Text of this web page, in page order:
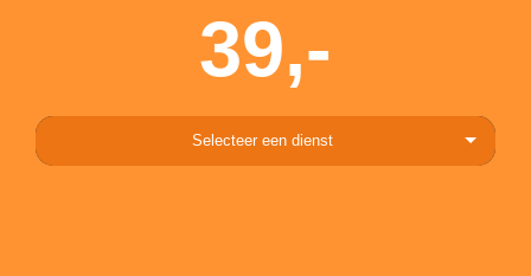
39,-
Selecteer een dienst